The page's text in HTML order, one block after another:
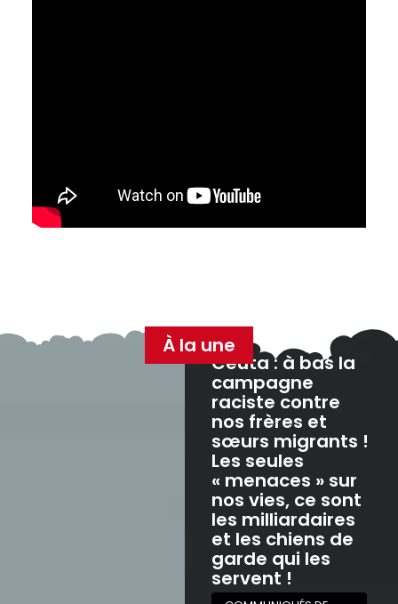
À la une
Ceuta : à bas la
campagne
raciste contre
nos frères et
sœurs migrants !
Les seules
« menaces » sur
nos vies, ce sont
les milliardaires
et les chiens de
garde qui les
servent !